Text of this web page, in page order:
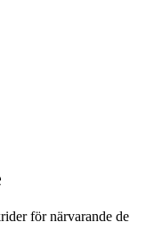
för närvarande de